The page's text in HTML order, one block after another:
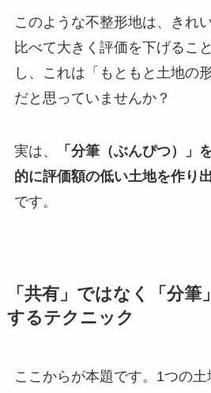
このような不整形地は、きれ
比べて大きく評価を下げるこ
し、これは「もともと土地の
だと思っていませんか？
実は、
「分筆（ぶんぴつ）」
的に評価額の低い土地を作り
です。
「共有」ではなく「分
するテクニック
ここからが本題です。1つの